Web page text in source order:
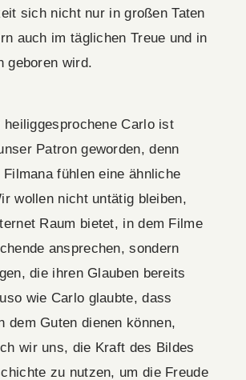
sich nicht nur in großen Taten
auch im täglichen Treue und in
geboren wird.
heiliggesprochene Carlo ist
Patron geworden, denn
fühlen eine ähnliche
wollen nicht untätig bleiben,
Raum bietet, in dem Filme
ansprechen, sondern
die ihren Glauben bereits
wie Carlo glaubte, dass
dem Guten dienen können,
wir uns, die Kraft des Bildes
zu nutzen, um die Freude